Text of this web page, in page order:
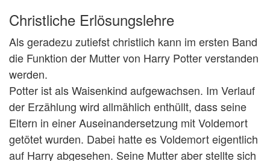
Christliche Erlösungslehre
Als geradezu zutiefst christlich kann im ersten Band
die Funktion der Mutter von Harry Potter verstanden
werden.
Potter ist als Waisenkind aufgewachsen. Im Verlauf
der Erzählung wird allmählich enthüllt, dass seine
Eltern in einer Auseinandersetzung mit Voldemort
getötet wurden. Dabei hatte es Voldemort eigentlich
auf Harry abgesehen. Seine Mutter aber stellte sich